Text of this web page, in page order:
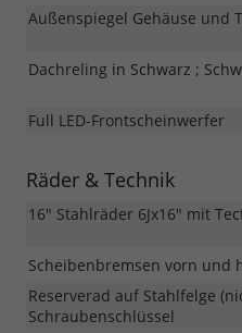
Außenspiegel Gehäuse und
Dachreling in Schwarz ;
Full LED-Frontscheinwerfer
Räder & Technik
16" Stahlräder 6Jx16" mit
Scheibenbremsen vorn und
Reserverad auf Stahlfelge
Schraubenschlüssel